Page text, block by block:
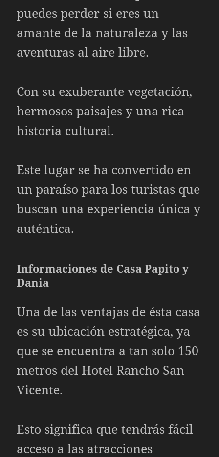
puedes perder si eres un
amante de la naturaleza y las
aventuras al aire libre.
Con su exuberante vegetación,
hermosos paisajes y una rica
historia cultural.
Este lugar se ha convertido en
un paraíso para los turistas que
buscan una experiencia única y
auténtica.
Informaciones de Casa Papito y
Dania
Una de las ventajas de ésta casa
es su ubicación estratégica, ya
que se encuentra a tan solo 150
metros del Hotel Rancho San
Vicente.
Esto significa que tendrás fácil
acceso a las atracciones